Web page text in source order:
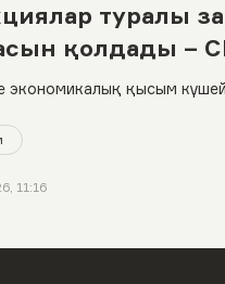
туралы
қолдады –
экономикалық қысым
11:16